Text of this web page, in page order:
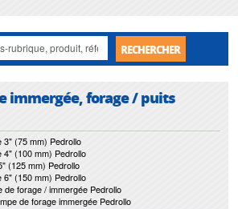
et de nouveaux matériaux.
RECHERCHER
immergée, forage / puits
3" (75 mm) Pedrollo
4" (100 mm) Pedrollo
(125 mm) Pedrollo
6" (150 mm) Pedrollo
de forage / immergée Pedrollo
de forage immergée Pedrollo